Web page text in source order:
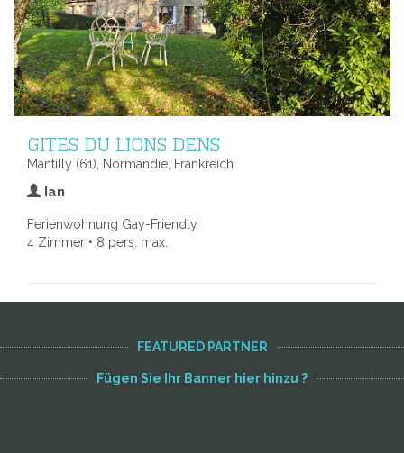
GITES DU LIONS DENS
Mantilly (61), Normandie, Frankreich
Ian
Ferienwohnung Gay-Friendly
4 Zimmer • 8 pers. max.
FEATURED PARTNER
Fügen Sie Ihr Banner hier hinzu ?